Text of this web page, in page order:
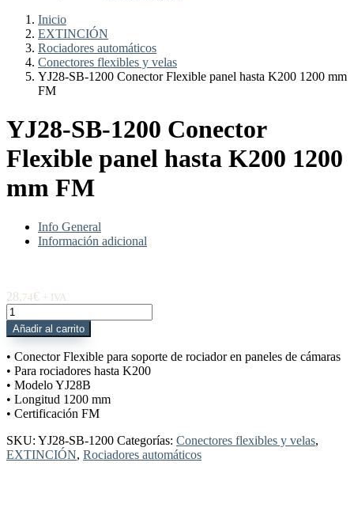
Inicio
EXTINCIÓN
Rociadores automáticos
Conectores flexibles y velas
YJ28-SB-1200 Conector Flexible panel hasta K200 1200 mm
FM
YJ28-SB-1200 Conector
Flexible panel hasta K200 1200
mm FM
Info General
Información adicional
28,74€ + IVA
YJ28-
SB-
1200
Conector
Flexible
panel
hasta
K200
mm
FM
Añadir al carrito
• Conector Flexible para soporte de rociador en paneles de cámaras
• Para rociadores hasta K200
• Modelo YJ28B
• Longitud 1200 mm
• Certificación FM
SKU: YJ28-SB-1200 Categorías: Conectores flexibles y velas,
EXTINCIÓN, Rociadores automáticos